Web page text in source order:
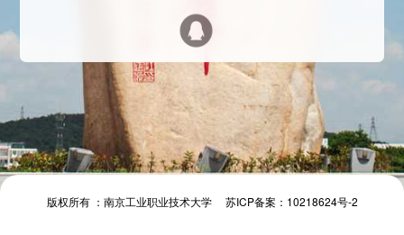
Send verification code
The camera will be turned on soon. Please pay attention to your privacy
微信扫一扫
首次登录请点击【账号激活】 忘记密码
版权所有 ：南京工业职业技术大学 苏ICP备案：10218624号-2